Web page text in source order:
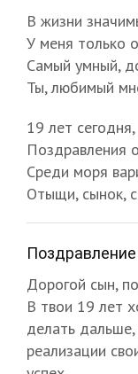
В жизни
У меня только
Самый умный,
Ты, любимый
19 лет сегодня,
Поздравления
Среди моря
Отыщи, сынок,
Поздравление
Дорогой сын,
В твои 19 лет
делать
реализации